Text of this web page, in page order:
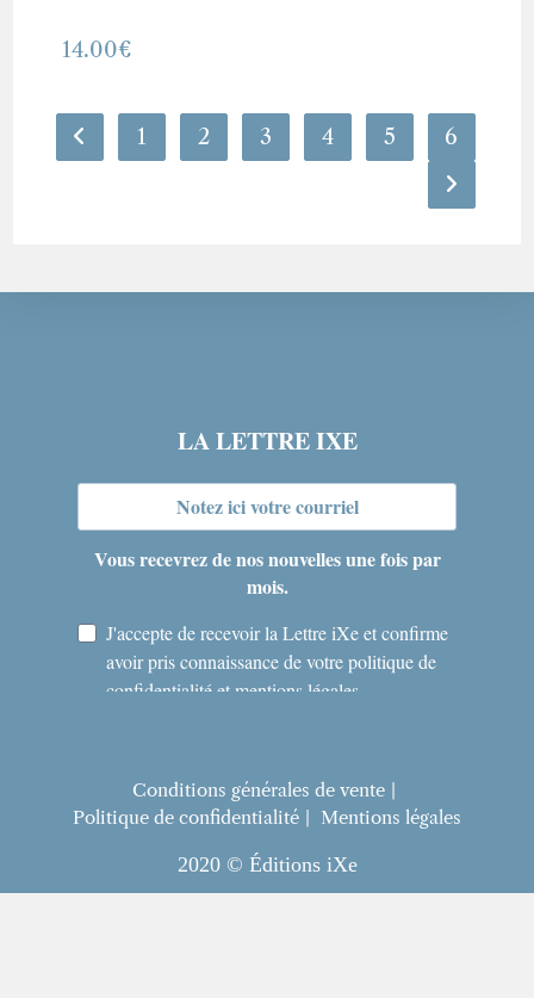
14.00€
1 2 3 4 5 6
Conditions générales de vente
Politique de confidentialité
Mentions légales
2020 © Éditions iXe